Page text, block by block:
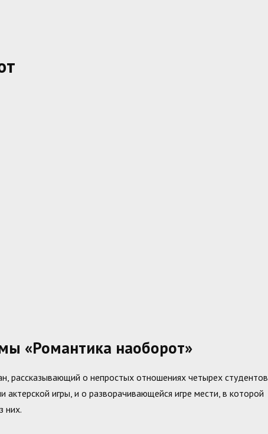
«Романтика наоборот»
рассказывающий о непростых отношениях четырех студентов
актерской игры, и о разворачивающейся игре мести, в которой
них.